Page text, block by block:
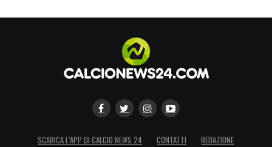
SCARICA L’APP DI CALCIO NEWS 24 CONTATTI
REDAZIONE